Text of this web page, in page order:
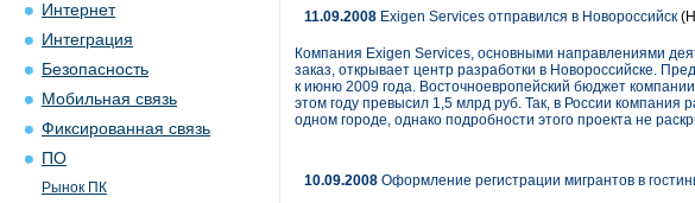
Интернет
Интеграция
Безопасность
Мобильная связь
Фиксированная связь
ПО
Рынок ПК
11.09.2008 Exigen Services отправился в Новороссийск
Компания Exigen Services, основными направлениями
заказ, открывает центр разработки в Новороссийске.
к июню 2009 года. Восточноевропейский бюджет
этом году превысил 1,5 млрд руб. Так, в России
одном городе, однако подробности этого проекта не
10.09.2008 Оформление регистрации мигрантов в